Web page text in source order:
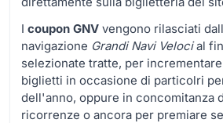
I coupon GNV vengono rilasciati
navigazione Grandi Navi Velocial
selezionate tratte, per
biglietti in occasione di particolri
dell'anno, oppure in concomitanza
ricorrenze o ancora per premiare